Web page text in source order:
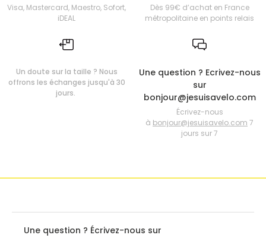
Visa, Mastercard, Maestro, Sofort,
iDEAL
Dès 99€ d’achat en France
métropolitaine en points relais
Un doute sur la taille ? Nous
offrons les échanges jusqu'à 30
jours.
Une question ? Ecrivez-nous
sur
bonjour@jesuisavelo.com
Écrivez-nous
à bonjour@jesuisavelo.com 7
jours sur 7
Une question ? Écrivez-nous sur